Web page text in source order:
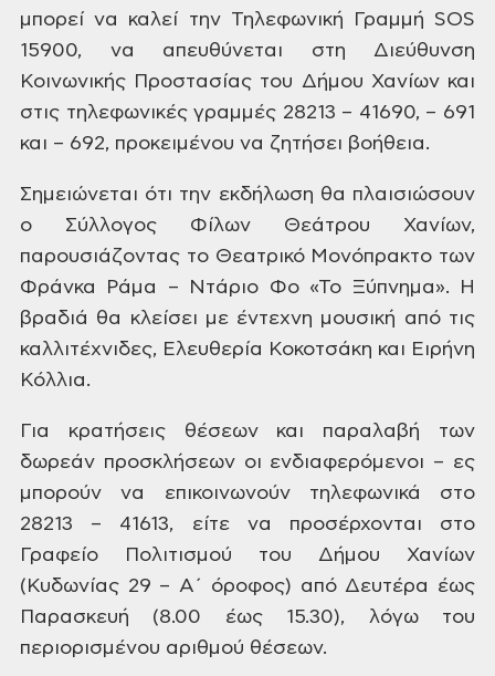
μπορεί να καλεί τηνΤηλεφωνική Γραμμή SOS
15900, να απευθύνεται στη Διεύθυνση
Κοινωνικής Προστασίας του Δήμου Χανίωνκαι
στις τηλεφωνικές γραμμές 28213 – 41690, – 691
και – 692, προκειμένου να ζητήσει βοήθεια.
Σημειώνεται ότι την εκδήλωση θα πλαισιώσουν
ο Σύλλογος Φίλων Θεάτρου Χανίων,
παρουσιάζοντας το Θεατρικό Μονόπρακτο των
Φράνκα Ράμα – Ντάριο Φο «Το Ξύπνημα». Η
βραδιά θα κλείσει με έντεχνη μουσική από τις
καλλιτέχνιδες, Ελευθερία Κοκοτσάκη και Ειρήνη
Κόλλια.
Για
κρατήσεις θέσεων και παραλαβή των
δωρεάν προσκλήσεων οι ενδιαφερόμενοι – ες
μπορούν να επικοινωνούν τηλεφωνικά στο
28213 – 41613, είτε να προσέρχονται στο
Γραφείο Πολιτισμού του Δήμου Χανίων
(Κυδωνίας 29 – Α΄ όροφος) από Δευτέρα έως
Παρασκευή (8.00 έως 15.30), λόγω του
περιορισμένου αριθμού θέσεων.